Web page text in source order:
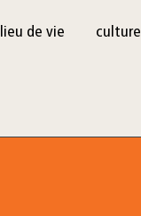
lieu de vie culture